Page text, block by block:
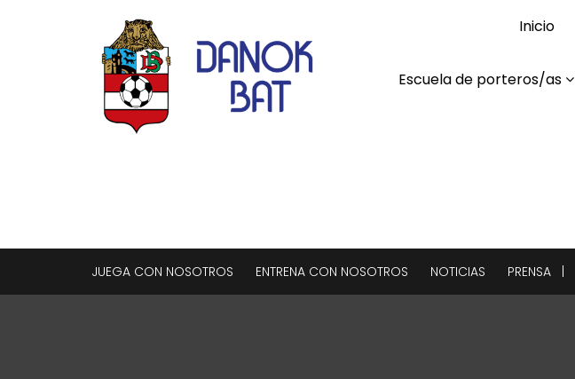
Inicio
Escuela de porteros/as
JUEGA CON NOSOTROS ENTRENA CON NOSOTROS NOTICIAS PRENSA |